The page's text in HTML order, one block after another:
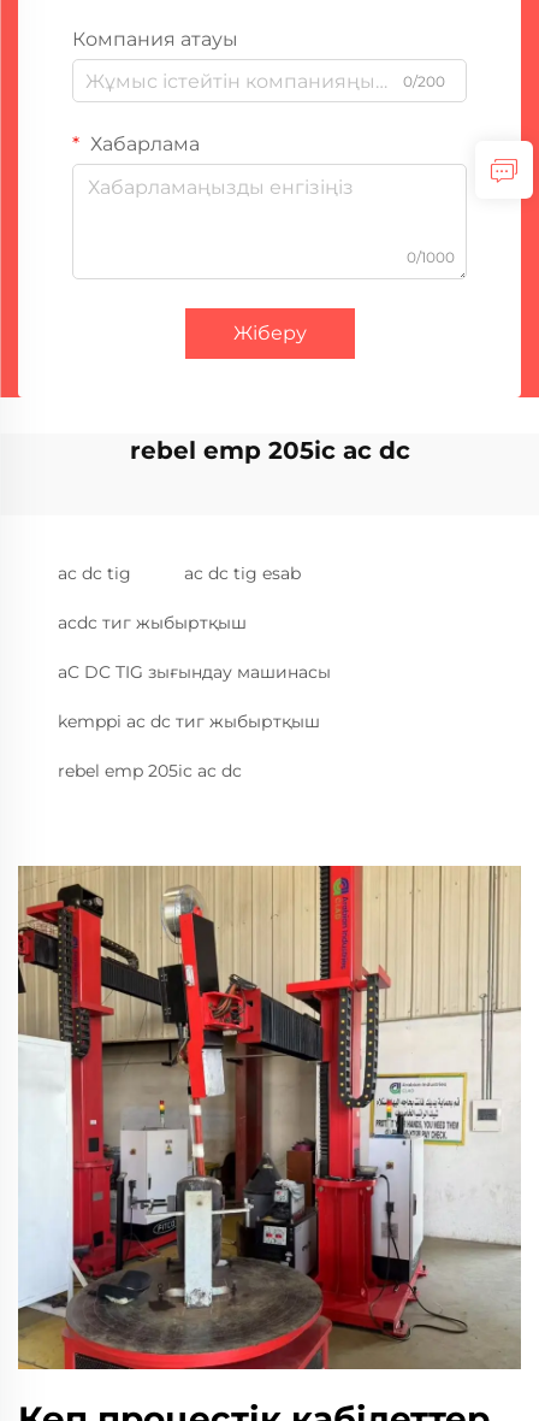
Компания атауы
0/200
Хабарлама
0/1000
Жіберу
rebel emp 205ic ac dc
ac dc tig ac dc tig esab
acdc тиг жыбыртқыш
aC DC TIG зығындау машинасы
kemppi ac dc тиг жыбыртқыш
rebel emp 205ic ac dc